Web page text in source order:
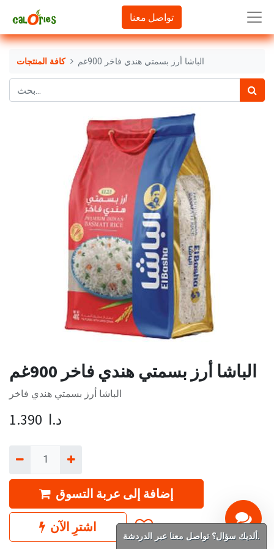
تواصل معنا
كافة المنتجات الباشا أرز بسمتي هندي فاخر 900غم
الباشا أرز بسمتي هندي فاخر 900غم
الباشا أرز بسمتي هندي فاخر
1.390 د.ا
إضافة إلى عربة التسوق
اشترِ الآن
ألديك سؤال؟ تواصل معنا عبر الدردشة.